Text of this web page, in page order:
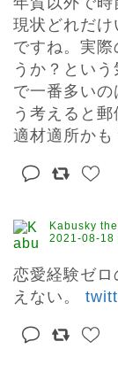
現状どれだ
ですね。実
うか？とい
で一番多い
う考えると
適材適所かも
Kabusky
2021-08-18
恋愛経験ゼ
えない。